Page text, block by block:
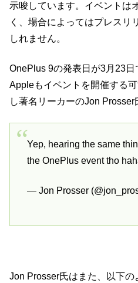
示唆しています。イベントは
く、場合によってはプレスリ
しれません。
OnePlus 9の発表日が3月23
Appleもイベントを開催する
し著名リーカーのJon Prosser
Yep, hearing the same
the OnePlus event tho
— Jon Prosser
Jon Prosser氏はまた、以下の